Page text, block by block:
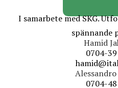
I samarbete med SKG.
spännande
Hamid
0704-
0704-